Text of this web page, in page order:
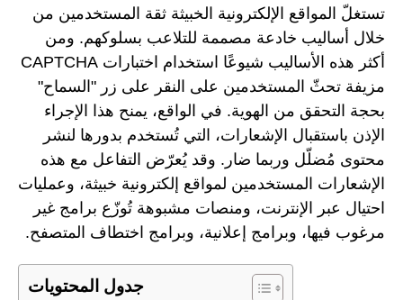
تستغلّ المواقع الإلكترونية الخبيثة ثقة المستخدمين من
خلال أساليب خادعة مصممة للتلاعب بسلوكهم. ومن
أكثر هذه الأساليب شيوعًا استخدام اختبارات CAPTCHA
مزيفة تحثّ المستخدمين على النقر على زر "السماح"
بحجة التحقق من الهوية. في الواقع، يمنح هذا الإجراء
الإذن باستقبال الإشعارات، التي تُستخدم بدورها لنشر
محتوى مُضلّل وربما ضار. وقد يُعرّض التفاعل مع هذه
الإشعارات المستخدمين لمواقع إلكترونية خبيثة، وعمليات
احتيال عبر الإنترنت، ومنصات مشبوهة تُوزّع برامج غير
مرغوب فيها، وبرامج إعلانية، وبرامج اختطاف المتصفح.
جدول المحتويات